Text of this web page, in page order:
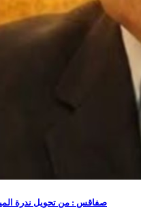
صفاقس : من تحويل ندرة